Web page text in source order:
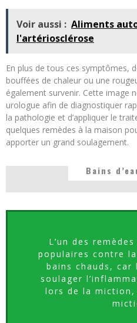
Voir aussi : Aliments
l'artériosclérose
En plus de tous ces symptômes,
bouffées de chaleur ou une
également survenir. Cette image
urologue afin de diagnostiquer
la pathologie et d’appliquer le
quelques remèdes à la maison
apporter un grand soulagement.
Bains
L’un des
populaires contre
bains chauds, car
soulager
lors de la